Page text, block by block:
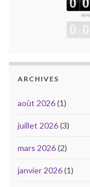
ARCHIVES
août 2026(1)
juillet 2026(3)
mars 2026(2)
janvier 2026(1)